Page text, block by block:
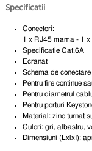
Specificatii
Conectori:
1 x RJ45 mama - 1 x
Specificatie Cat.6A
Ecranat
Schema de
Pentru fire continue
Pentru diametrul
Pentru porturi
Material: zinc turnat
Culori: gri, albastru,
Dimensiuni (LxlxI):